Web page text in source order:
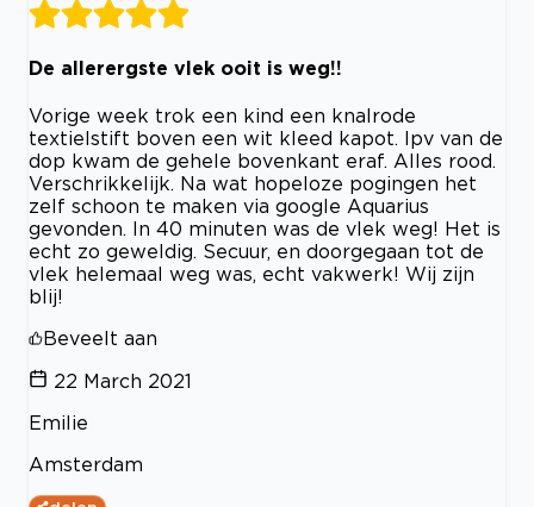
De allerergste vlek ooit is weg!!
Vorige week trok een kind een knalrode
textielstift boven een wit kleed kapot. Ipv van de
dop kwam de gehele bovenkant eraf. Alles rood.
Verschrikkelijk. Na wat hopeloze pogingen het
zelf schoon te maken via google Aquarius
gevonden. In 40 minuten was de vlek weg! Het is
echt zo geweldig. Secuur, en doorgegaan tot de
vlek helemaal weg was, echt vakwerk! Wij zijn
blij!
Beveelt aan
22 March 2021
Emilie
Amsterdam